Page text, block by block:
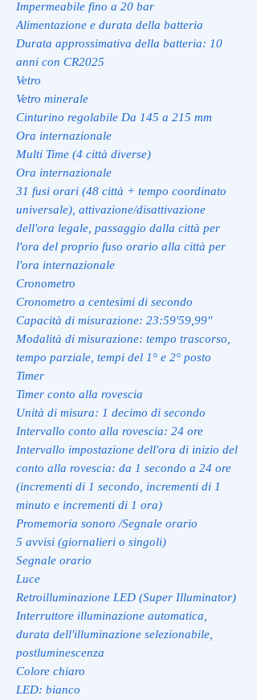
Impermeabile fino a 20 bar
Alimentazione e durata della batteria
Durata approssimativa della batteria: 10
anni con CR2025
Vetro
Vetro minerale
Cinturino regolabile Da 145 a 215 mm
Ora internazionale
Multi Time (4 città diverse)
Ora internazionale
31 fusi orari (48 città + tempo coordinato
universale), attivazione/disattivazione
dell'ora legale, passaggio dalla città per
l'ora del proprio fuso orario alla città per
l'ora internazionale
Cronometro
Cronometro a centesimi di secondo
Capacità di misurazione: 23:59'59,99''
Modalità di misurazione: tempo trascorso,
tempo parziale, tempi del 1° e 2° posto
Timer
Timer conto alla rovescia
Unità di misura: 1 decimo di secondo
Intervallo conto alla rovescia: 24 ore
Intervallo impostazione dell'ora di inizio del
conto alla rovescia: da 1 secondo a 24 ore
(incrementi di 1 secondo, incrementi di 1
minuto e incrementi di 1 ora)
Promemoria sonoro /Segnale orario
5 avvisi (giornalieri o singoli)
Segnale orario
Luce
Retroilluminazione LED (Super Illuminator)
Interruttore illuminazione automatica,
durata dell'illuminazione selezionabile,
postluminescenza
Colore chiaro
LED: bianco